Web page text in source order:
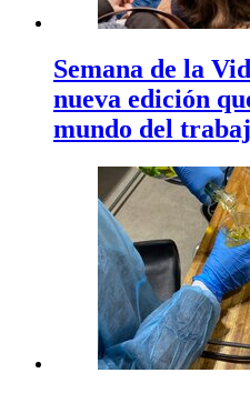
Semana de la
nueva edición
mundo del